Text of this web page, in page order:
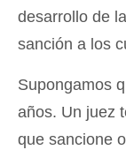
desarrollo de
sanción a los
Supongamos
años. Un juez
que sancione